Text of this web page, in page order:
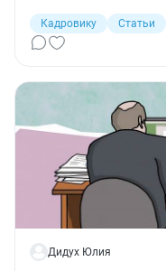
отношения, на что
наделать ошибок,
Кадровику
Статьи
Дидух Юлия